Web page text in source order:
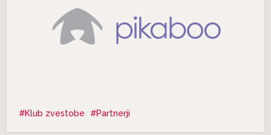
Klub zvestobe Partnerji